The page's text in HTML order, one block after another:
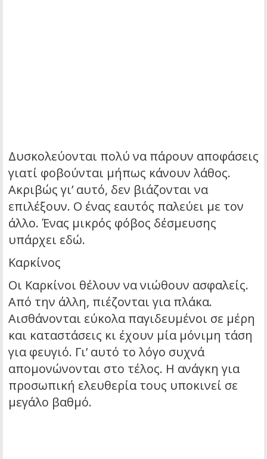
Δυσκολεύονται πολύ να πάρουν αποφάσεις
γιατί φοβούνται μήπως κάνουν λάθος.
Ακριβώς γι’ αυτό, δεν βιάζονται να
επιλέξουν. Ο ένας εαυτός παλεύει με τον
άλλο. Ένας μικρός φόβος δέσμευσης
υπάρχει εδώ.
Καρκίνος
Οι Καρκίνοι θέλουν να νιώθουν ασφαλείς.
Από την άλλη, πιέζονται για πλάκα.
Αισθάνονται εύκολα παγιδευμένοι σε μέρη
και καταστάσεις κι έχουν μία μόνιμη τάση
για φευγιό. Γι’ αυτό το λόγο συχνά
απομονώνονται στο τέλος. Η ανάγκη για
προσωπική ελευθερία τους υποκινεί σε
μεγάλο βαθμό.